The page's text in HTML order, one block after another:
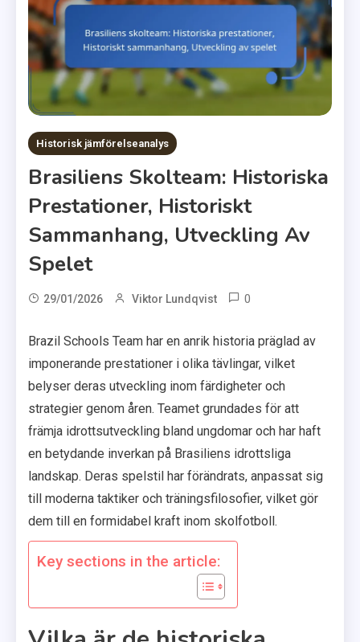
Historisk jämförelseanalys
Brasiliens Skolteam: Historiska
Prestationer, Historiskt
Sammanhang, Utveckling Av
Spelet
29/01/2026 Viktor Lundqvist 0
Brazil Schools Team har en anrik historia präglad av
imponerande prestationer i olika tävlingar, vilket
belyser deras utveckling inom färdigheter och
strategier genom åren. Teamet grundades för att
främja idrottsutveckling bland ungdomar och har haft
en betydande inverkan på Brasiliens idrottsliga
landskap. Deras spelstil har förändrats, anpassat sig
till moderna taktiker och träningsfilosofier, vilket gör
dem till en formidabel kraft inom skolfotboll.
Key sections in the article: